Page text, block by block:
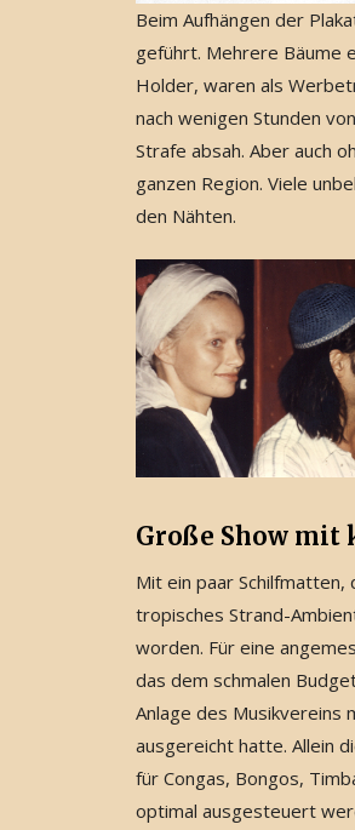
Beim Aufhängen der
geführt. Mehrere Bäume
Holder, waren als
nach wenigen Stunden
Strafe absah. Aber auch
ganzen Region. Viele
den Nähten.
Große Show mit
Mit ein paar
tropisches Strand-
worden. Für eine
das dem schmalen
Anlage des Musikvereins
ausgereicht hatte. Allein
für Congas, Bongos,
optimal ausgesteuert